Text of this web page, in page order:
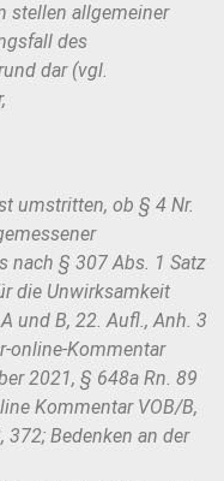
stellen allgemeiner
des
dar (vgl.
umstritten, ob § 4 Nr.
nach § 307 Abs. 1 Satz
die Unwirksamkeit
und B, 22. Aufl., Anh. 3
online-Kommentar
2021, § 648a Rn. 89
Kommentar VOB/B,
Bedenken an der